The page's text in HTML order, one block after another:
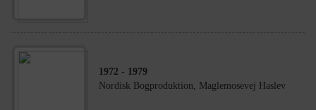
1972 - 1979
Nordisk Bogproduktion, Maglemosevej Haslev